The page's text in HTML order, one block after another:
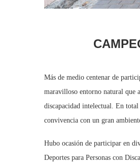
Más de medio centenar de
maravilloso entorno natural que
discapacidad intelectual. En
convivencia con un gran
Hubo ocasión de participar en
Deportes para Personas con